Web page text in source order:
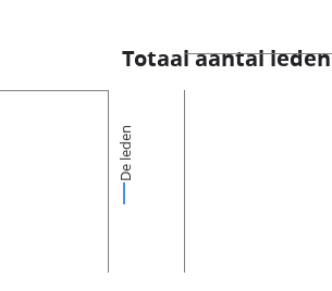
Totaal aantal leden
De leden